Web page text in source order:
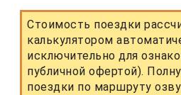
Стоимость поездки
калькулятором
исключительно для
публичной офертой).
поездки по маршруту